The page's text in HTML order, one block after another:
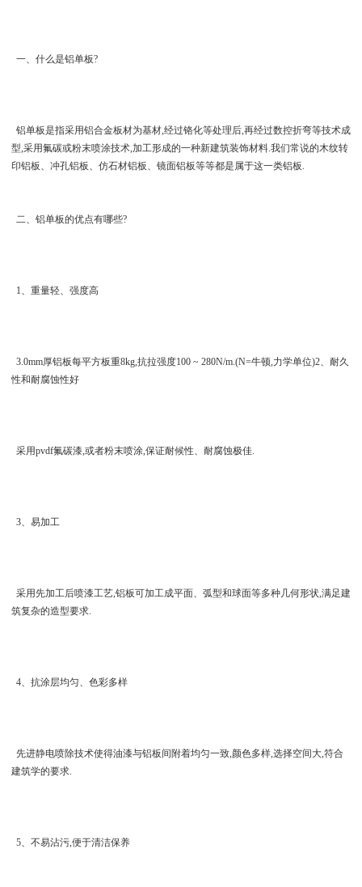
一、什么是铝单板?
铝单板是指采用铝合金板材为基材,经过铬化等处理后,再经过数控折弯等技术成
型,采用氟碳或粉末喷涂技术,加工形成的一种新建筑装饰材料.我们常说的木纹转
印铝板、冲孔铝板、仿石材铝板、镜面铝板等等都是属于这一类铝板.
二、铝单板的优点有哪些?
1、重量轻、强度高
3.0mm厚铝板每平方板重8kg,抗拉强度100 ~ 280N/m.(N=牛顿,力学单位)2、耐久
性和耐腐蚀性好
采用pvdf氟碳漆,或者粉末喷涂,保证耐候性、耐腐蚀极佳.
3、易加工
采用先加工后喷漆工艺,铝板可加工成平面、弧型和球面等多种几何形状,满足建
筑复杂的造型要求.
4、抗涂层均匀、色彩多样
先进静电喷除技术使得油漆与铝板间附着均匀一致,颜色多样,选择空间大,符合
建筑学的要求.
5、不易沾污,便于清洁保养